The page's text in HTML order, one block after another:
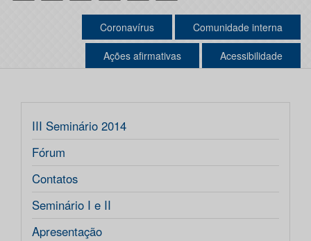
Coronavírus Comunidade interna
Ações afirmativas Acessibilidade
III Seminário 2014
Fórum
Contatos
Seminário I e II
Apresentação